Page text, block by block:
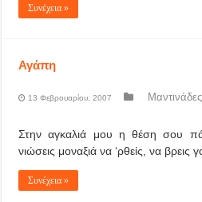
Συνέχεια »
Αγάπη
13 Φεβρουαρίου, 2007 Μαντινάδες
Στην αγκαλιά μου η θέση σου
νιώσεις μοναξιά να ‘ρθείς, να βρεις
Συνέχεια »